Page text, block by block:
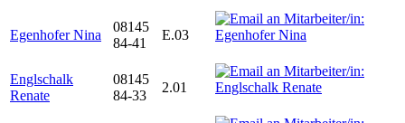
Egenhofer Nina
08145
84-41
E.03
Englschalk
Renate
08145
84-33
2.01